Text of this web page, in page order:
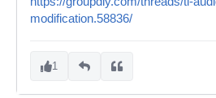
modification.58836/
1